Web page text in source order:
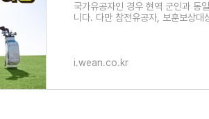
국가유공자인 경우 현역 군인과 동
니다. 다만 참전유공자, 보훈보상대
i.wean.co.kr